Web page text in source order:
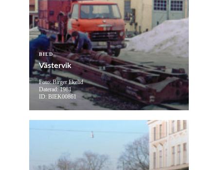
BILD
Västervik
Foto: Birger Ekelid
Daterad: 1981
ID: BIEK00861